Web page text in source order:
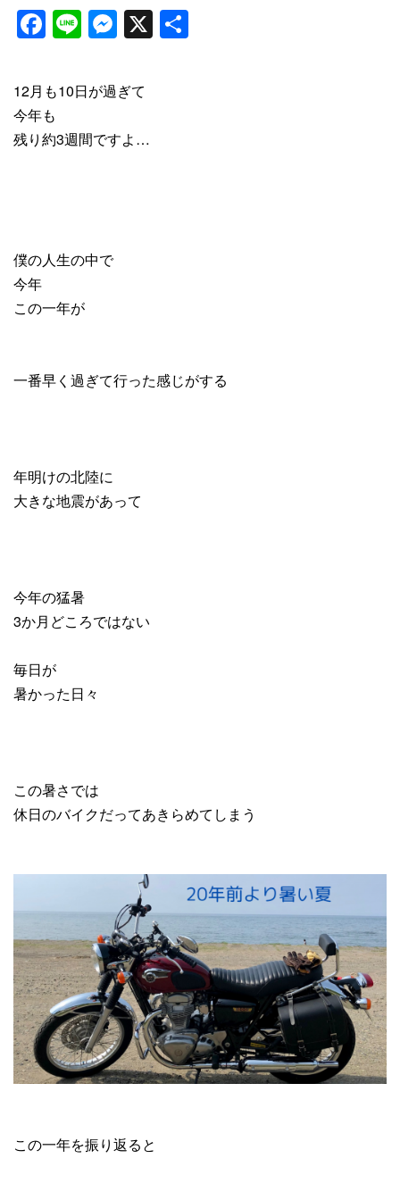
Facebook
LineMessenger
X
12月も10日が過ぎて
今年も
残り約3週間ですよ…
僕の人生の中で
今年
この一年が
一番早く過ぎて行った感じがする
年明けの北陸に
大きな地震があって
今年の猛暑
3か月どころではない
毎日が
暑かった日々
この暑さでは
休日のバイクだってあきらめてしまう
この一年を振り返ると